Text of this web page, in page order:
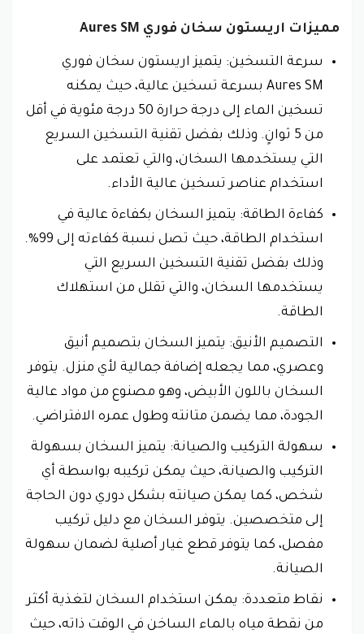
مميزات اريستون سخان فوري Aures SM
سرعة التسخين: يتميز اريستون سخان فوري
Aures SM بسرعة تسخين عالية، حيث يمكنه
تسخين الماء إلى درجة حرارة 50 درجة مئوية في أقل
من 5 ثوانٍ. وذلك بفضل تقنية التسخين السريع
التي يستخدمها السخان، والتي تعتمد على
استخدام عناصر تسخين عالية الأداء.
كفاءة الطاقة: يتميز السخان بكفاءة عالية في
استخدام الطاقة، حيث تصل نسبة كفاءته إلى 99%.
وذلك بفضل تقنية التسخين السريع التي
يستخدمها السخان، والتي تقلل من استهلاك
الطاقة.
التصميم الأنيق: يتميز السخان بتصميم أنيق
وعصري، مما يجعله إضافة جمالية لأي منزل. يتوفر
السخان باللون الأبيض، وهو مصنوع من مواد عالية
الجودة، مما يضمن متانته وطول عمره الافتراضي.
سهولة التركيب والصيانة: يتميز السخان بسهولة
التركيب والصيانة، حيث يمكن تركيبه بواسطة أي
شخص، كما يمكن صيانته بشكل دوري دون الحاجة
إلى متخصصين. يتوفر السخان مع دليل تركيب
مفصل، كما يتوفر قطع غيار أصلية لضمان سهولة
الصيانة.
نقاط متعددة: يمكن استخدام السخان لتغذية أكثر
من نقطة مياه بالماء الساخن في الوقت ذاته، حيث